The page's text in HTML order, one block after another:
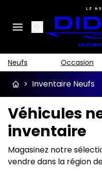
Search
Neufs Occasion
> Inventaire Neufs
Véhicules
inventaire
Magasinez notre
vendre dans la région